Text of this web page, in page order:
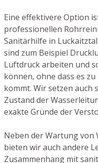
Eine effektivere Option
professionellen
Sanitärhilfe in
sind zum Beispiel
Luftdruck arbeiten und
können, ohne dass es
kommt. Wir setzen auch
Zustand der
exakte Gründe der
Neben der Wartung von
bieten wir auch andere
Zusammenhang mit